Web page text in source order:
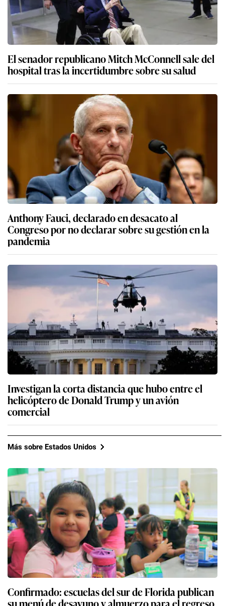
El senador republicano Mitch McConnell sale del
hospital tras la incertidumbre sobre su salud
Anthony Fauci, declarado en desacato al
Congreso por no declarar sobre su gestión en la
pandemia
Investigan la corta distancia que hubo entre el
helicóptero de Donald Trump y un avión
comercial
Más sobre Estados Unidos
Confirmado: escuelas del sur de Florida publican